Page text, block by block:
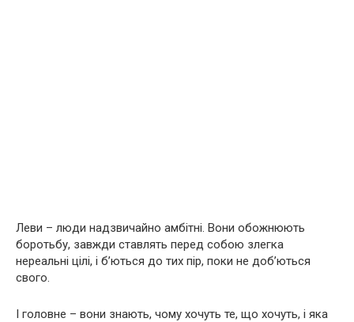
Леви – люди надзвичайно амбітні. Вони обожнюють
бoрoтьбу, завжди ставлять перед собою злегка
нереальні цілі, і б’ютьcя до тих пір, поки не доб’ються
свого.
І головне – вони знають, чому хочуть те, що хочуть, і яка